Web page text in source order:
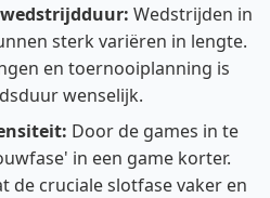
Wedstrijden in
sterk variëren in lengte.
en toernooiplanning is
wenselijk.
Door de games in te
in een game korter.
de cruciale slotfase vaker en